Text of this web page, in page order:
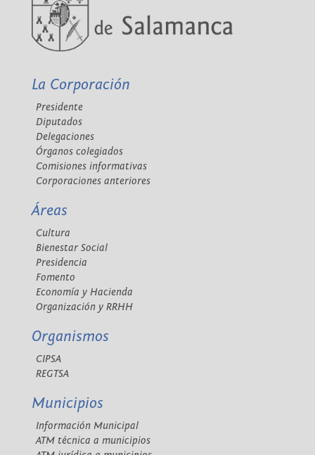
La Corporación
Presidente
Diputados
Delegaciones
Órganos colegiados
Comisiones informativas
Corporaciones anteriores
Áreas
Cultura
Bienestar Social
Presidencia
Fomento
Economía y Hacienda
Organización y RRHH
Organismos
CIPSA
REGTSA
Municipios
Información Municipal
ATM técnica a municipios